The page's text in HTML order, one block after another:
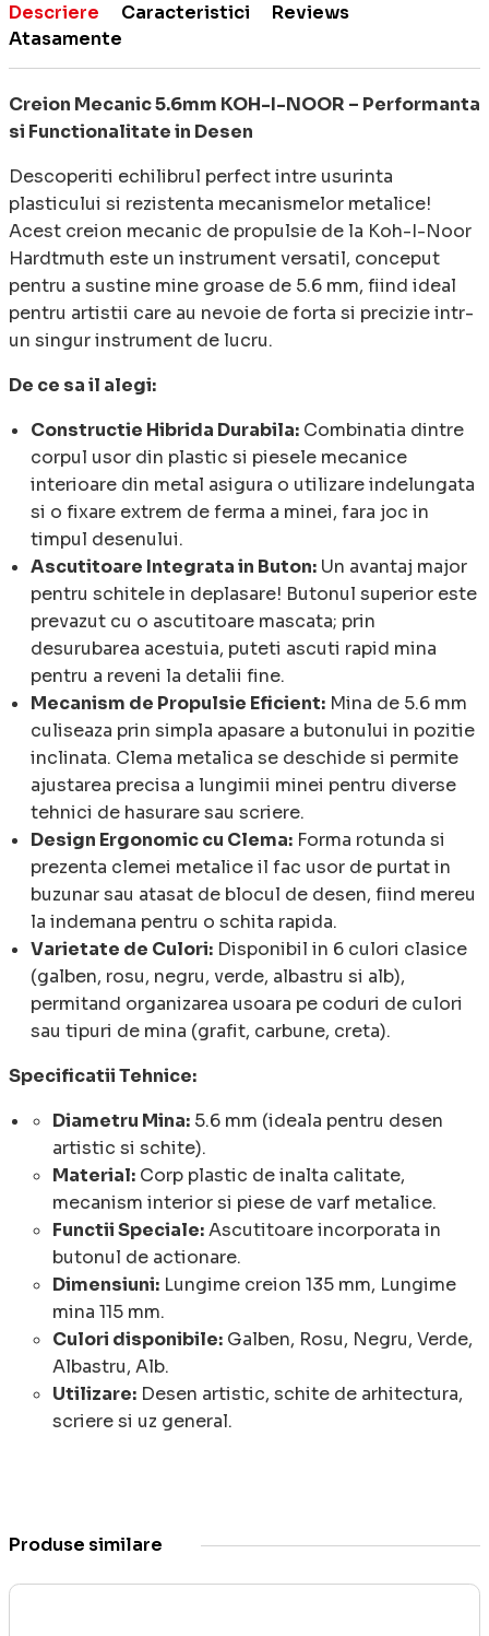
Descriere Caracteristici
Reviews
Atasamente
Creion Mecanic 5.6mm KOH-I-NOOR – Performanta
si Functionalitate in Desen
Descoperiti echilibrul perfect intre usurinta
plasticului si rezistenta mecanismelor metalice!
Acest creion mecanic de propulsie de la Koh-I-Noor
Hardtmuth este un instrument versatil, conceput
pentru a sustine mine groase de 5.6 mm, fiind ideal
pentru artistii care au nevoie de forta si precizie intr-
un singur instrument de lucru.
De ce sa il alegi:
Constructie Hibrida Durabila: Combinatia dintre
corpul usor din plastic si piesele mecanice
interioare din metal asigura o utilizare indelungata
si o fixare extrem de ferma a minei, fara joc in
timpul desenului.
Ascutitoare Integrata in Buton: Un avantaj major
pentru schitele in deplasare! Butonul superior este
prevazut cu o ascutitoare mascata; prin
desurubarea acestuia, puteti ascuti rapid mina
pentru a reveni la detalii fine.
Mecanism de Propulsie Eficient: Mina de 5.6 mm
culiseaza prin simpla apasare a butonului in pozitie
inclinata. Clema metalica se deschide si permite
ajustarea precisa a lungimii minei pentru diverse
tehnici de hasurare sau scriere.
Design Ergonomic cu Clema: Forma rotunda si
prezenta clemei metalice il fac usor de purtat in
buzunar sau atasat de blocul de desen, fiind mereu
la indemana pentru o schita rapida.
Varietate de Culori: Disponibil in 6 culori clasice
(galben, rosu, negru, verde, albastru si alb),
permitand organizarea usoara pe coduri de culori
sau tipuri de mina (grafit, carbune, creta).
Specificatii Tehnice:
Diametru Mina: 5.6 mm (ideala pentru desen
artistic si schite).
Material: Corp plastic de inalta calitate,
mecanism interior si piese de varf metalice.
Functii Speciale:Ascutitoare incorporata in
butonul de actionare.
Dimensiuni: Lungime creion 135 mm, Lungime
mina 115 mm.
Culori disponibile: Galben, Rosu, Negru, Verde,
Albastru, Alb.
Utilizare: Desen artistic, schite de arhitectura,
scriere si uz general.
Produse similare